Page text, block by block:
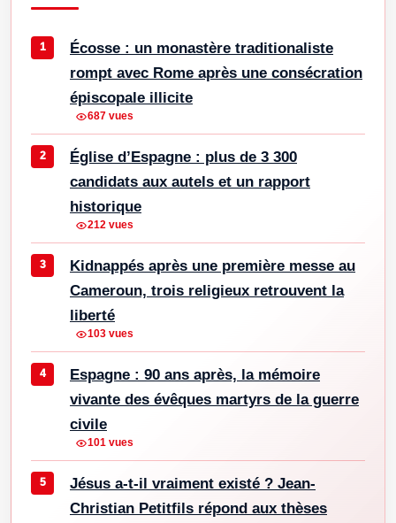
Écosse : un monastère traditionaliste
rompt avec Rome après une consécration
épiscopale illicite
687 vues
Église d’Espagne : plus de 3 300
candidats aux autels et un rapport
historique
212 vues
Kidnappés après une première messe au
Cameroun, trois religieux retrouvent la
liberté
103 vues
Espagne : 90 ans après, la mémoire
vivante des évêques martyrs de la guerre
civile
101 vues
Jésus a-t-il vraiment existé ? Jean-
Christian Petitfils répond aux thèses